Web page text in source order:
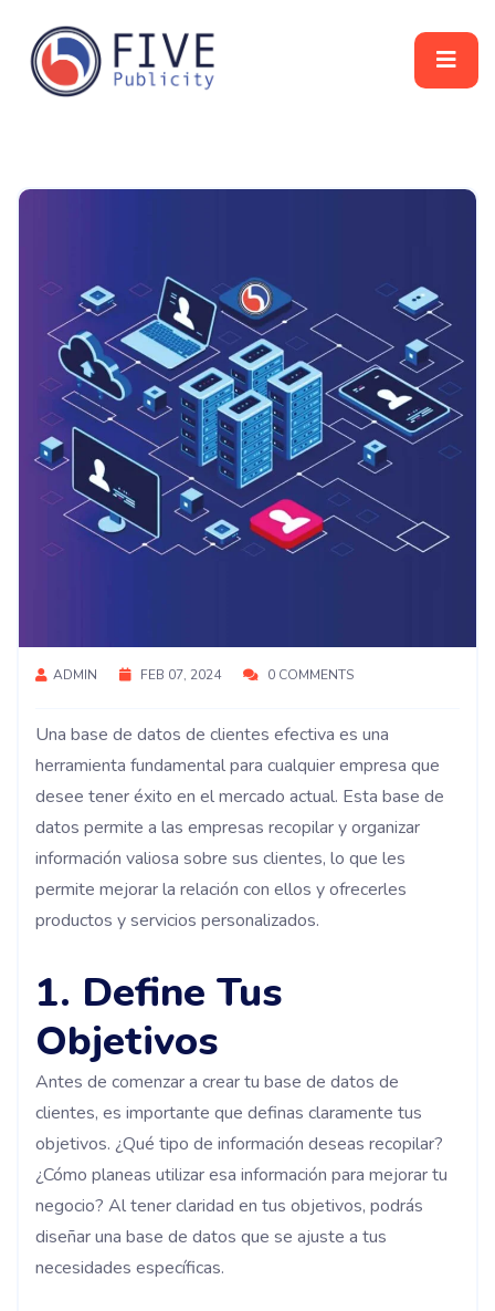
ADMIN FEB 07, 2024 0 COMMENTS
Una base de datos de clientes efectiva es una
herramienta fundamental para cualquier empresa que
desee tener éxito en el mercado actual. Esta base de
datos permite a las empresas recopilar y organizar
información valiosa sobre sus clientes, lo que les
permite mejorar la relación con ellos y ofrecerles
productos y servicios personalizados.
1. Define Tus
Objetivos
Antes de comenzar a crear tu base de datos de
clientes, es importante que definas claramente tus
objetivos. ¿Qué tipo de información deseas recopilar?
¿Cómo planeas utilizar esa información para mejorar tu
negocio? Al tener claridad en tus objetivos, podrás
diseñar una base de datos que se ajuste a tus
necesidades específicas.